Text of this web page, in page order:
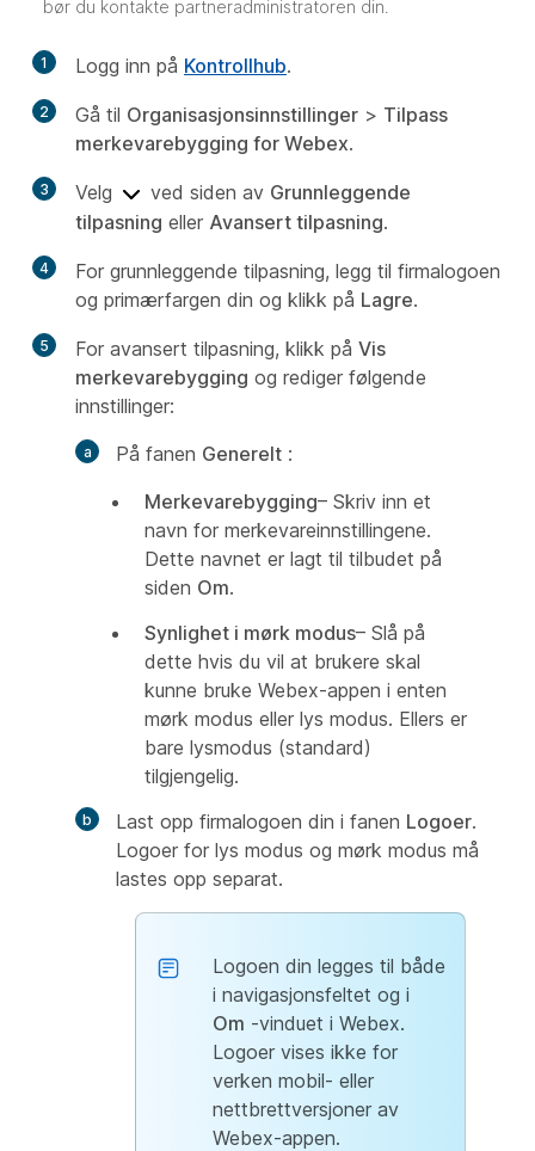
bør du kontakte partneradministratoren din.
1 Logg inn på Kontrollhub.
2 Gå til Organisasjonsinnstillinger > Tilpass
merkevarebygging for Webex.
3 Velg ved siden av Grunnleggende
tilpasning eller Avansert tilpasning.
4
For grunnleggende tilpasning, legg til firmalogoen
og primærfargen din og klikk på Lagre.
5 For avansert tilpasning, klikk på Vis
merkevarebygging og rediger følgende
innstillinger:
På fanen Generelt :
Merkevarebygging– Skriv inn et
navn for merkevareinnstillingene.
Dette navnet er lagt til tilbudet på
siden Om.
Synlighet i mørk modus– Slå på
dette hvis du vil at brukere skal
kunne bruke Webex-appen i enten
mørk modus eller lys modus. Ellers er
bare lysmodus (standard)
tilgjengelig.
Last opp firmalogoen din i fanen Logoer.
Logoer for lys modus og mørk modus må
lastes opp separat.
Logoen din legges til både
i navigasjonsfeltet og i
Om -vinduet i Webex.
Logoer vises ikke for
verken mobil- eller
nettbrettversjoner av
Webex-appen.